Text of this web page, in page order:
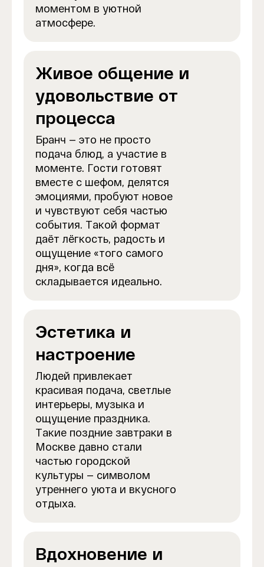
моментом в уютной
атмосфере.
Живое общение и
удовольствие от
процесса
Бранч — это не просто
подача блюд, а участие в
моменте. Гости готовят
вместе с шефом, делятся
эмоциями, пробуют новое
и чувствуют себя частью
события. Такой формат
даёт лёгкость, радость и
ощущение «того самого
дня», когда всё
складывается идеально.
Эстетика и
настроение
Людей привлекает
красивая подача, светлые
интерьеры, музыка и
ощущение праздника.
Такие поздние завтраки в
Москве давно стали
частью городской
культуры — символом
утреннего уюта и вкусного
отдыха.
Вдохновение и